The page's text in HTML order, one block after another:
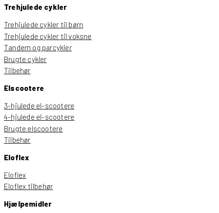
Trehjulede cykler
Trehjulede cykler til børn
Trehjulede cykler til voksne
Tandem og parcykler
Brugte cykler
Tilbehør
Elscootere
3-hjulede el-scootere
4-hjulede el-scootere
Brugte elscootere
Tilbehør
Eloflex
Eloflex
Eloflex tilbehør
Hjælpemidler